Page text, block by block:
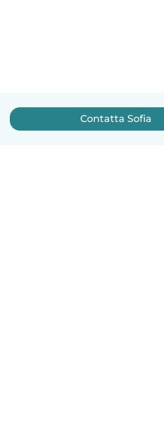
Contatta Sofia